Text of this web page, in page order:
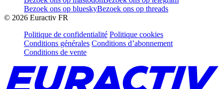
Bezoek ons op blueskyBezoek ons op threads
© 2026 Euractiv FR
Politique de confidentialité Politique cookies
Conditions générales Conditions d’abonnement
Conditions de vente